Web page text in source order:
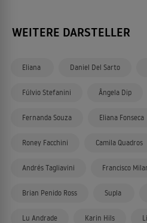
WEITERE DARSTELLER
Eliana Daniel Del Sarto
Fúlvio Stefanini Ângela Dip
Fernanda Souza Eliana Fonseca
Roney Facchini Camila Quadros
Andrés Tagliavini Francisco
Brian Penido Ross Supla
Lu Andrade Karin Hils